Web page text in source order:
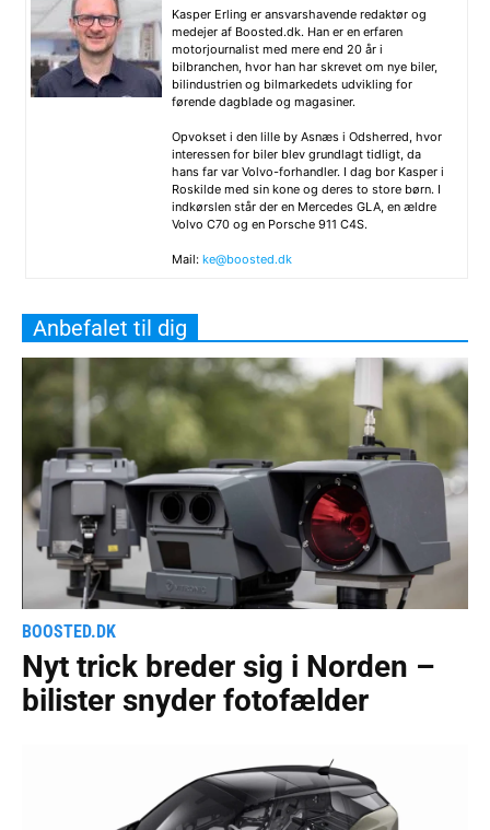
Kasper Erling er ansvarshavende redaktør og
medejer af Boosted.dk. Han er en erfaren
motorjournalist med mere end 20 år i
bilbranchen, hvor han har skrevet om nye biler,
bilindustrien og bilmarkedets udvikling for
førende dagblade og magasiner.
Opvokset i den lille by Asnæs i Odsherred, hvor
interessen for biler blev grundlagt tidligt, da
hans far var Volvo-forhandler. I dag bor Kasper i
Roskilde med sin kone og deres to store børn. I
indkørslen står der en Mercedes GLA, en ældre
Volvo C70 og en Porsche 911 C4S.
Mail: ke@boosted.dk